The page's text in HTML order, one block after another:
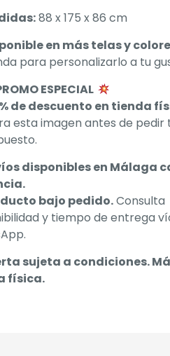
88 x 175 x 86 cm
en más telas y
para personalizarlo a tu
ESPECIAL
de descuento en tienda
esta imagen antes de pedir
disponibles en Málaga
bajo pedido.Consulta
y tiempo de entrega
sujeta a condiciones.
física.